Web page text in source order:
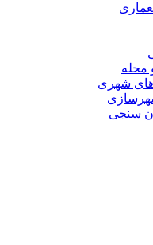
شهری